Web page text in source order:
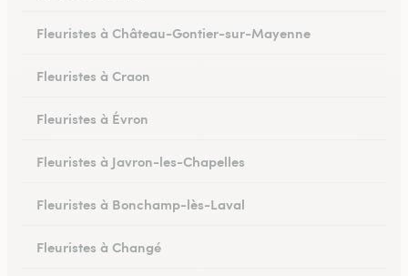
Fleuristes à Château-Gontier-sur-Mayenne
Fleuristes à Craon
Fleuristes à Évron
Fleuristes à Javron-les-Chapelles
Fleuristes à Bonchamp-lès-Laval
Fleuristes à Changé